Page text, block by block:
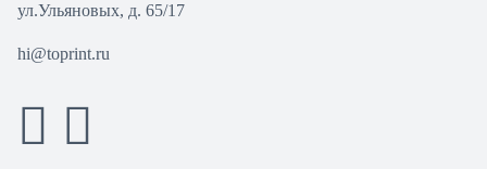
ул.Ульяновых, д. 65/17
hi@toprint.ru